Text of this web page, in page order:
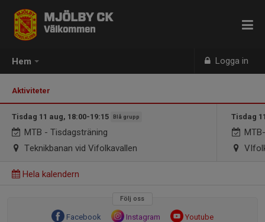
Hem Logga in
MJÖLBY CK
Välkommen
Aktiviteter
Tisdag 11 aug, 18:00-19:15 Blå grupp
MTB - Tisdagsträning
Teknikbanan vid Vifolkavallen
Tisdag
Hela kalendern
Följ oss
Facebook Instagram Youtube